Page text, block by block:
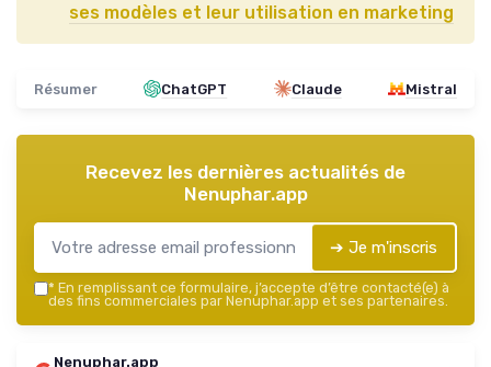
ses modèles et leur utilisation en marketing
Résumer ChatGPT Claude Mistral
Recevez les dernières actualités de
Nenuphar.app
➔ Je m'inscris
* En remplissant ce formulaire, j’accepte d’être contacté(e) à
des fins commerciales par Nenuphar.app et ses partenaires.
Nenuphar.app